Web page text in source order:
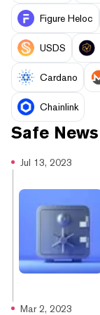
Figure Heloc
USDS
Cardano
Chainlink
Safe News
Jul 13, 2023
Mar 2, 2023